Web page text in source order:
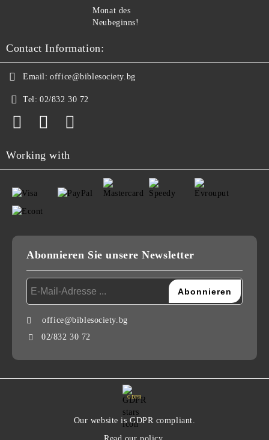
Monat des
Neubeginns!
Contact Information:
Email: office@biblesociety.bg
Tel: 02/832 30 72
Working with
Abonnieren Sie unsere Newsletter
office@biblesociety.bg
02/832 30 72
GDPR
Our website is GDPR compliant.